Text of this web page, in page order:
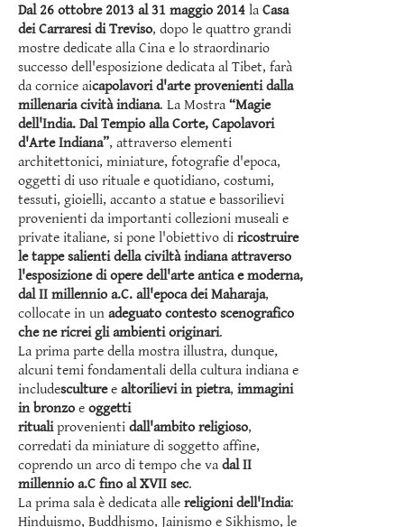
Dal 26 ottobre 2013 al 31 maggio 2014 la Casa
dei Carraresi di Treviso, dopo le quattro grandi
mostre dedicate alla Cina e lo straordinario
successo dell'esposizione dedicata al Tibet, farà
da cornice aicapolavori d'arte provenienti dalla
millenaria cività indiana. La Mostra “Magie
dell'India. Dal Tempio alla Corte, Capolavori
d'Arte Indiana”, attraverso elementi
architettonici, miniature, fotografie d'epoca,
oggetti di uso rituale e quotidiano, costumi,
tessuti, gioielli, accanto a statue e bassorilievi
provenienti da importanti collezioni museali e
private italiane, si pone l'obiettivo di ricostruire
le tappe salienti della civiltà indiana attraverso
l'esposizione di opere dell'arte antica e moderna,
dal II millennio a.C. all'epoca dei Maharaja,
collocate in un adeguato contesto scenografico
che ne ricrei gli ambienti originari.
La prima parte della mostra illustra, dunque,
alcuni temi fondamentali della cultura indiana e
includesculturee altorilievi in pietra, immagini
in bronzo e oggetti
ritualiprovenienti dall'ambito religioso,
corredati da miniature di soggetto affine,
coprendo un arco di tempo che va dal II
millennio a.C fino al XVII sec.
La prima sala è dedicata alle religioni dell'India:
Hinduismo, Buddhismo, Jainismo e Sikhismo, le